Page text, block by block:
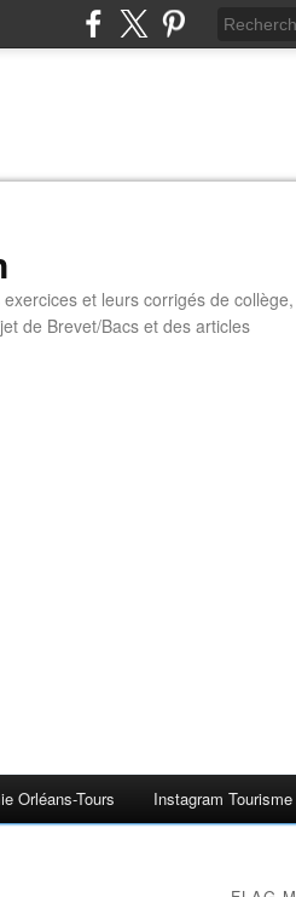
et leurs corrigés de collège,
de Brevet/Bacs et des articles
Orléans-Tours Instagram